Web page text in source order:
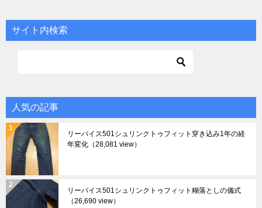
サイト内検索
人気の記事
リーバイス501シュリンクトゥフィット穿き込み1年の経
年変化 （28,081 view）
リーバイス501シュリンクトゥフィット糊落としの儀式
（26,690 view）